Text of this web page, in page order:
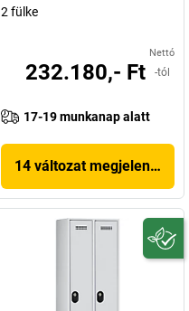
2 fülke
Nettó
232.180,- Ft -tól
17-19 munkanap alatt
14 változat megjelenítése